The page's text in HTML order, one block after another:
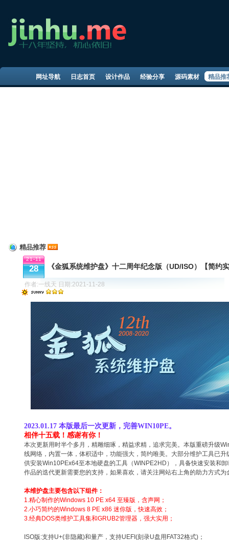
网址导航 日志首页 设计作品 经验分享 源码素材 精品推
精品推荐
21-11
28 《金狐系统维护盘》十二周年纪念版（UD/ISO）【简约
作者:一线天 日期:2021-11-28
2023.01.17 本版最后一次更新，完善WIN10PE。
相伴十五载！感谢有你！
本次更新用时半个多月，精雕细琢，精益求精，追求完美。本版重磅升级
线网络，内置一体，体积适中，功能强大，简约唯美。大部分维护工具已
供安装Win10PEx64至本地硬盘的工具（WINPE2HD），具备快速安装和
作品的迭代更新需要您的支持，如果喜欢，请关注网站右上角的助力方式为
本维护盘主要包含以下组件：
1.精心制作的Windows 10 PE x64 至臻版，含声网；
2.小巧简约的Windows 8 PE x86 迷你版，快速高效；
3.经典DOS类维护工具集和GRUB2管理器，强大实用；
ISO版:支持U+(非隐藏)和量产，支持UEFI(刻录U盘用FAT32格式)；